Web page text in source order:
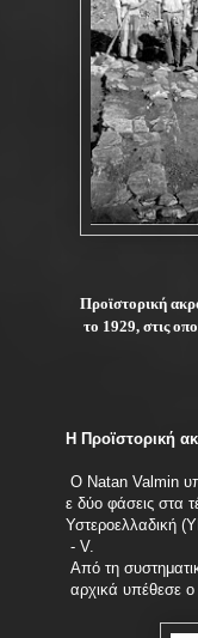
Προϊστορική
το 1929, στις
Η Προϊστορική
Ο Natan Valmin
ε δύο φάσεις στα
Υστεροελλαδική
- V.
Από τη
αρχικά υπέθεσε